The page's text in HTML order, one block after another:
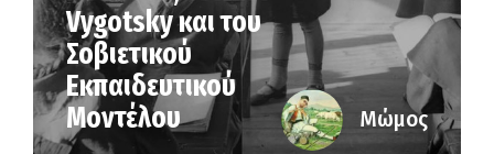
Vygotsky και του
Σοβιετικού
Εκπαιδευτικού
Μοντέλου
Μώμος